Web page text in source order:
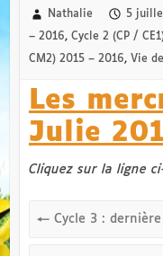
Nathalie 5
– 2016, Cycle 2 (CP /
CM2) 2015 – 2016, Vie
Les
Julie
Cliquez sur la ligne
←Cycle 3 :